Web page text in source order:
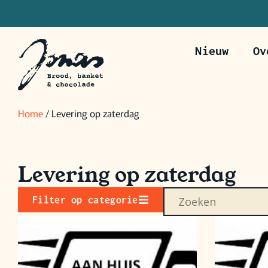
Bestel voor 20u om je bestelling de
Nieuw
Home/ Levering op zaterdag
Levering op zaterdag
Filter op categorie